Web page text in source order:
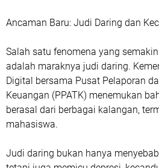
Ancaman Baru: Judi Daring dan
Salah satu fenomena yang
adalah maraknya judi daring.
Digital bersama Pusat Pelaporan
Keuangan (PPATK) menemukan
berasal dari berbagai kalangan,
mahasiswa.
Judi daring bukan hanya